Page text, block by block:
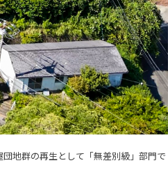
地群の再生として「無差別級」部門で